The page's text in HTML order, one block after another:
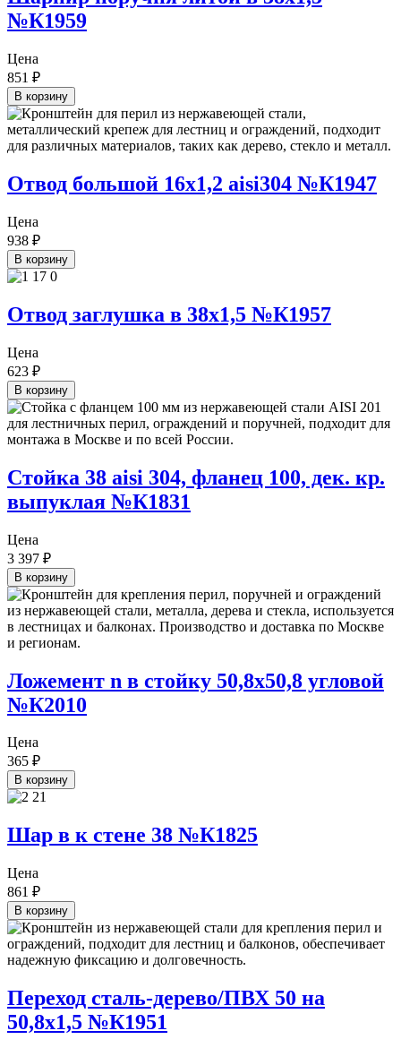
№К1959
Цена
851 ₽
В корзину
Отвод большой 16х1,2 aisi304 №К1947
Цена
938 ₽
В корзину
Отвод заглушка в 38х1,5 №К1957
Цена
623 ₽
В корзину
Стойка 38 aisi 304, фланец 100, дек. кр.
выпуклая №К1831
Цена
3 397 ₽
В корзину
Ложемент n в стойку 50,8х50,8 угловой
№К2010
Цена
365 ₽
В корзину
Шар в к стене 38 №К1825
Цена
861 ₽
В корзину
Переход сталь-дерево/ПВХ 50 на
50,8х1,5 №К1951